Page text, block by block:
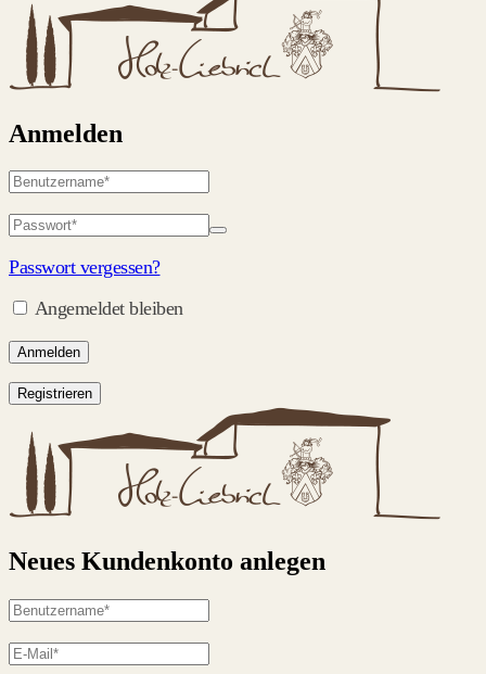
Anmelden
Passwort vergessen?
Angemeldet bleiben
Anmelden
Registrieren
Neues Kundenkonto anlegen